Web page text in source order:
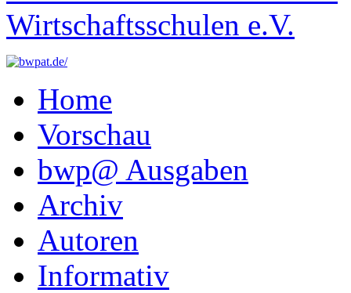
Home
Vorschau
bwp@ Ausgaben
Archiv
Autoren
Informativ